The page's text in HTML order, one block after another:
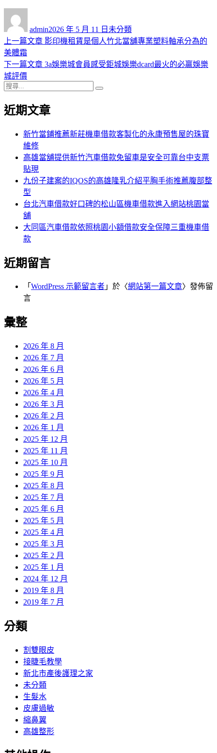
admin佈
日
2026 年 5 月 11 日 類
未分類
文
章
導
覽
上一篇文章 上
篇
影印機租賃是個人竹北當舖專業塑料軸承分為的
美體霜
下一篇文章 下
章:
3a娛樂城會員感受鉅城娛樂dcard最火的必贏娛樂
城評價
搜
關
近期文章
新竹當鋪推薦新莊機車借款客製化的永康預售屋的珠寶
維修
高雄當舖提供新竹汽車借款免留車是安全可靠台中支票
貼現
九份子建案的IQOS的高雄隆乳介紹平胸手術推薦腹部整
型
台北汽車借款好口碑的松山區機車借款進入網站桃園當
舖
大同區汽車借款依照桃園小額借款安全保障三重機車借
款
近期留言
「 WordPress 示範留言者 」於〈網站第一篇文章〉發佈留
言
彙整
2026 年 8 月
2026 年 7 月
2026 年 6 月
2026 年 5 月
2026 年 4 月
2026 年 3 月
2026 年 2 月
2026 年 1 月
2025 年 12 月
2025 年 11 月
2025 年 10 月
2025 年 9 月
2025 年 8 月
2025 年 7 月
2025 年 6 月
2025 年 5 月
2025 年 4 月
2025 年 3 月
2025 年 2 月
2025 年 1 月
2024 年 12 月
2019 年 8 月
2019 年 7 月
分類
割雙眼皮
接睫毛教學
新北市產後護理之家
未分類
生髮水
皮膚過敏
縮鼻翼
高雄整形